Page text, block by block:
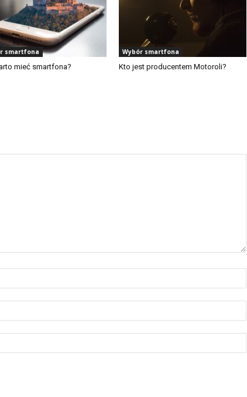
smartfona
mieć smartfona?
Wybór smartfona
Kto jest producentem Motoroli?